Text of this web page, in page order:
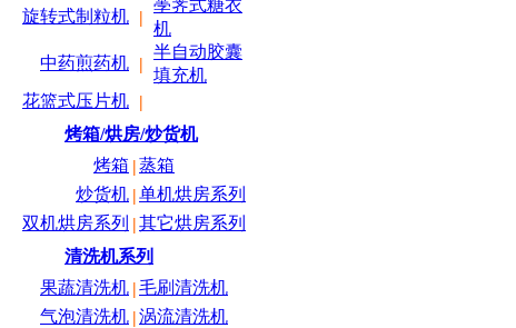
旋转式制粒机 |
荸荠式糖衣
机
中药煎药机 |
半自动胶囊
填充机
花篮式压片机 |
烤箱/烘房/炒货机
烤箱 |蒸箱
炒货机 |单机烘房系列
双机烘房系列 |其它烘房系列
清洗机系列
果蔬清洗机 |毛刷清洗机
气泡清洗机 |涡流清洗机